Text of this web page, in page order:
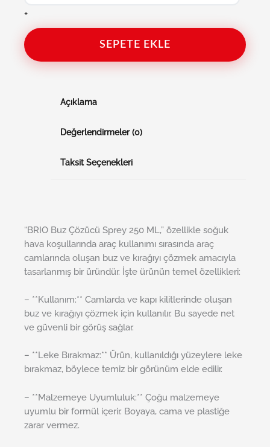
+
SEPETE EKLE
Açıklama
Değerlendirmeler (0)
Taksit Seçenekleri
“BRIO Buz Çözücü Sprey 250 ML,” özellikle soğuk
hava koşullarında araç kullanımı sırasında araç
camlarında oluşan buz ve kırağıyı çözmek amacıyla
tasarlanmış bir üründür. İşte ürünün temel özellikleri:
– **Kullanım:** Camlarda ve kapı kilitlerinde oluşan
buz ve kırağıyı çözmek için kullanılır. Bu sayede net
ve güvenli bir görüş sağlar.
– **Leke Bırakmaz:** Ürün, kullanıldığı yüzeylere leke
bırakmaz, böylece temiz bir görünüm elde edilir.
– **Malzemeye Uyumluluk:** Çoğu malzemeye
uyumlu bir formül içerir. Boyaya, cama ve plastiğe
zarar vermez.